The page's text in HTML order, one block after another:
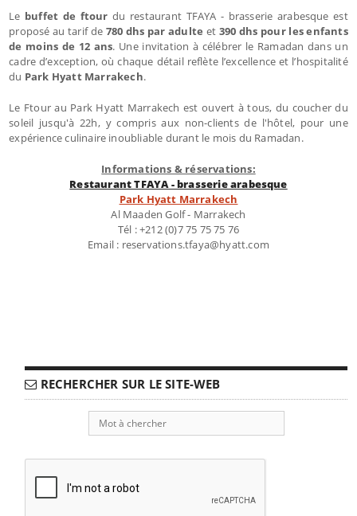
Le buffet de ftour du restaurant TFAYA - brasserie arabesque est
proposé au tarif de 780 dhs par adulte et 390 dhs pour les enfants
de moins de 12 ans. Une invitation à célébrer le Ramadan dans un
cadre d’exception, où chaque détail reflète l’excellence et l’hospitalité
du Park Hyatt Marrakech.
Le Ftour au Park Hyatt Marrakech est ouvert à tous, du coucher du
soleil jusqu'à 22h, y compris aux non-clients de l'hôtel, pour une
expérience culinaire inoubliable durant le mois du Ramadan.
Informations & réservations:
Restaurant TFAYA - brasserie arabesque
Park Hyatt Marrakech
Al Maaden Golf - Marrakech
Tél : +212 (0)7 75 75 75 76
Email : reservations.tfaya@hyatt.com
RECHERCHER SUR LE SITE-WEB